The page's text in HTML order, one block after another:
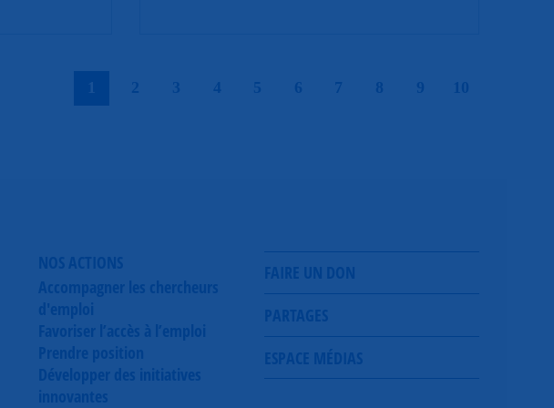
1 2 3 4 5 6 7 8 9 10
NOS ACTIONS
Accompagner les chercheurs
d'emploi
Favoriser l’accès à l’emploi
Prendre position
Développer des initiatives
innovantes
FAIRE UN DON
PARTAGES
ESPACE MÉDIAS